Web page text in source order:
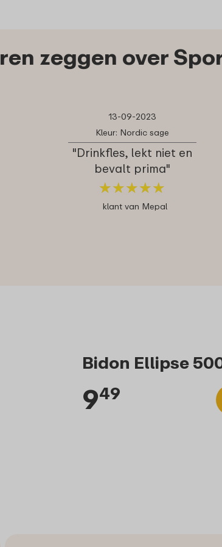
zeggen over
13-09-2023
Kleur: Nordic sage
"Drinkfles, lekt niet en
bevalt prima"
★★★★★
★★★★★
klant van Mepal
Bidon Ellipse
949